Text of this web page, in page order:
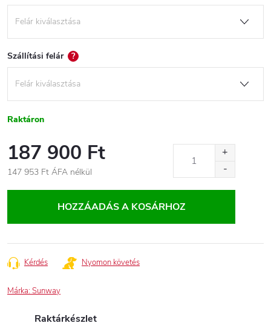
Szállítási felár ?
Raktáron
187 900 Ft
147 953 Ft ÁFA nélkül
HOZZÁADÁS A KOSÁRHOZ
Kérdés Nyomon követés
Márka: Sunway
Raktárkészlet